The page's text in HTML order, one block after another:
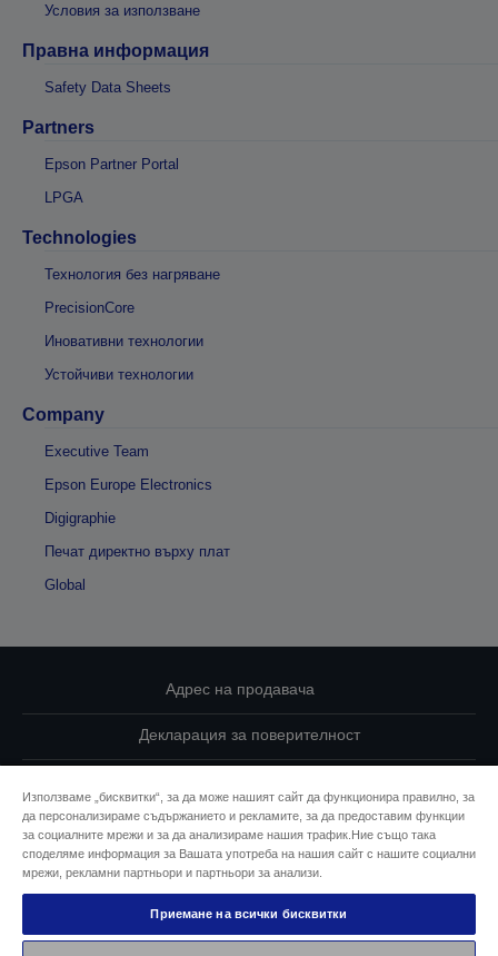
Условия за използване
Правна информация
Safety Data Sheets
Partners
Epson Partner Portal
LPGA
Technologies
Технология без нагряване
PrecisionCore
Иновативни технологии
Устойчиви технологии
Company
Executive Team
Epson Europe Electronics
Digigraphie
Печат директно върху плат
Global
Адрес на продавача
Декларация за поверителност
Свържете се с нас за Вашите данни
Информация за бисквитките
Ангажимент за достъпност на Epson
Използваме „бисквитки“, за да може нашият сайт да функционира правилно, за
да персонализираме съдържанието и рекламите, за да предоставим функции
за социалните мрежи и за да анализираме нашия трафик.Ние също така
споделяме информация за Вашата употреба на нашия сайт с нашите социални
мрежи, рекламни партньори и партньори за анализи.
Приемане на всички бисквитки